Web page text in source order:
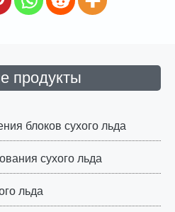
продукты
блоков сухого льда
сухого льда
льда